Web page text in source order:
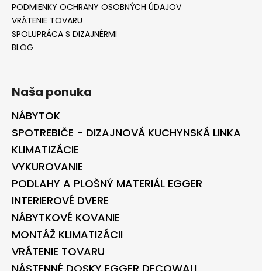
PODMIENKY OCHRANY OSOBNÝCH ÚDAJOV
VRÁTENIE TOVARU
SPOLUPRÁCA S DIZAJNÉRMI
BLOG
Naša ponuka
NÁBYTOK
SPOTREBIČE - DIZAJNOVÁ KUCHYNSKÁ LINKA
KLIMATIZÁCIE
VYKUROVANIE
PODLAHY A PLOŠNÝ MATERIÁL EGGER
INTERIEROVÉ DVERE
NÁBYTKOVÉ KOVANIE
MONTÁŽ KLIMATIZÁCII
VRÁTENIE TOVARU